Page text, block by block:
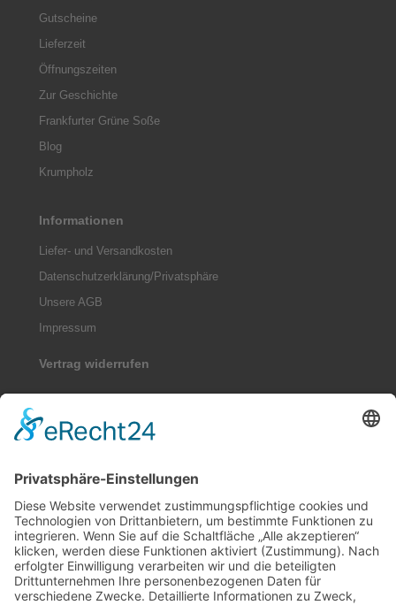
Gutscheine
Lieferzeit
Öffnungszeiten
Zur Geschichte
Frankfurter Grüne Soße
Blog
Krumpholz
Informationen
Liefer- und Versandkosten
Datenschutzerklärung/Privatsphäre
Unsere AGB
Impressum
Vertrag widerrufen
Sitemap
Online-Streitbeilegung
Zahlungsmethoden